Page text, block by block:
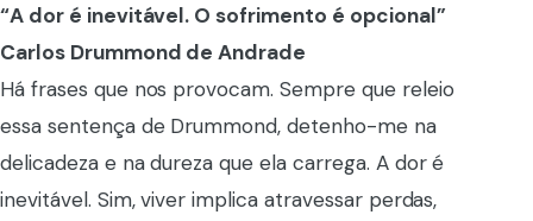
“A dor é inevitável. O sofrimento é opcional”
Carlos Drummond de Andrade
Há frases que nos provocam. Sempre que releio
essa sentença de Drummond, detenho-me na
delicadeza e na dureza que ela carrega. A dor é
inevitável. Sim, viver implica atravessar perdas,